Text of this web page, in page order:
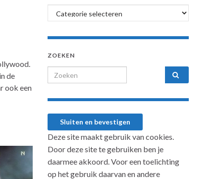
de
ook een
Categorieën
ZOEKEN
Search for:
Deze site maakt gebruik van cookies.
Door deze site te gebruiken ben je
daarmee akkoord. Voor een toelichting
op het gebruik daarvan en andere